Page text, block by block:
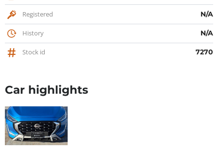
Registered N/A
History N/A
Stock id 7270
Car highlights